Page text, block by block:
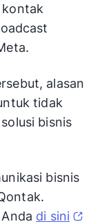
kontak
alasan
tidak
bisnis
bisnis
di sini